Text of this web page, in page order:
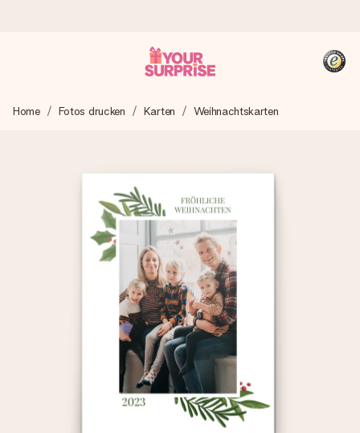
Wir bereiten dein Geschenk sorgfältig vor und schicken es
4,8 (basierend auf +15.000 Bewertungen)
Unsere Geschenke begeistern. Kunden bewerten uns mit
4,8 bei Google Reviews (Gesamtergebnis aller Länder, in
+49 39292 929695
Montag - Freitag : 8:30 - 17:00 Uhr
Samstag - Sonntag : 8:30 - 13:00 Uhr
Home Fotos drucken Karten Weihnachtskarten